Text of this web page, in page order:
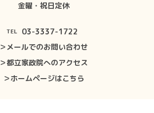
金曜・祝日定休
TEL 03-3337-1722
＞メールでのお問い合わせ
＞都立家政院へのアクセス
＞ホームページはこちら